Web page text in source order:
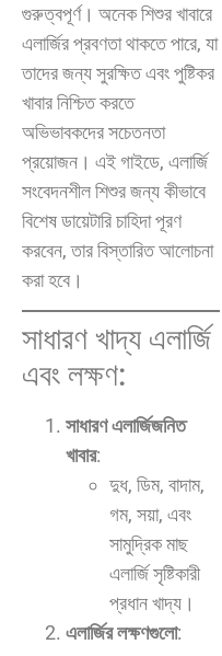
গুরুত্বপূর্ণ। অনেক শিশুর খাবারে
এলার্জির প্রবণতা থাকতে পারে, যা
তাদের জন্য সুরক্ষিত এবং পুষ্টিকর
খাবার নিশ্চিত করতে
অভিভাবকদের সচেতনতা
প্রয়োজন। এই গাইডে, এলার্জি
সংবেদনশীল শিশুর জন্য কীভাবে
বিশেষ ডায়েটারি চাহিদা পূরণ
করবেন, তার বিস্তারিত আলোচনা
করা হবে।
সাধারণ খাদ্য এলার্জি
এবং লক্ষণ:
সাধারণ এলার্জিজনিত
খাবার:
দুধ, ডিম, বাদাম,
গম, সয়া, এবং
সামুদ্রিক মাছ
এলার্জি সৃষ্টিকারী
প্রধান খাদ্য।
এলার্জির লক্ষণগুলো: